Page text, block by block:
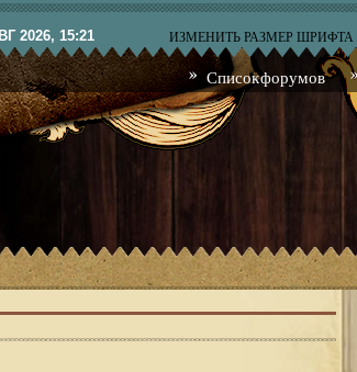
2026, 15:21 ИЗМЕНИТЬ РАЗМЕР ШРИФТА
Список форумов